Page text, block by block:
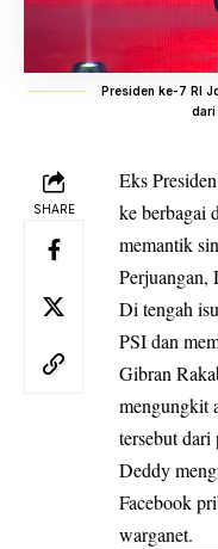
Presiden ke-7 RI
dari
SHARE
Eks
ke berbagai
memantik
Perjuangan,
Di tengah isu
PSI dan
Gibran
mengungkit
tersebut
Deddy
Facebook
warganet.